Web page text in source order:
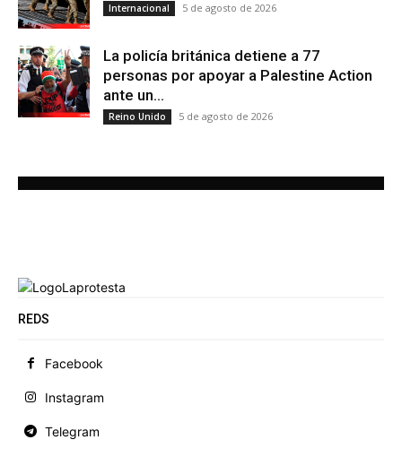
Internacional 5 de agosto de 2026
La policía británica detiene a 77
personas por apoyar a Palestine Action
ante un...
Reino Unido 5 de agosto de 2026
REDS
Facebook
Instagram
Telegram